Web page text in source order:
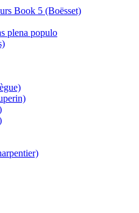
Book 5 (Boësset)
plena populo